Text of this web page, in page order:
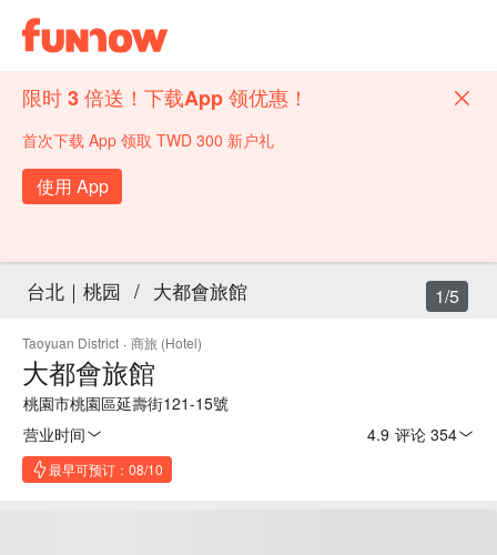
限时 3 倍送！下载App 领优惠！
首次下载 App 领取 TWD 300 新户礼
使用 App
台北｜桃园 / 大都會旅館
Taoyuan District · 商旅 (Hotel)
大都會旅館
桃園市桃園區延壽街121-15號
营业时间
4.9 评论 354
最早可预订：08/10
1/5